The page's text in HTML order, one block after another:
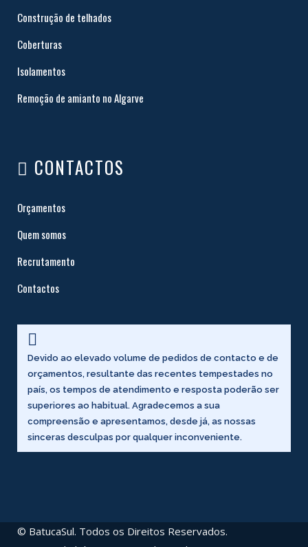
Construção de telhados
Coberturas
Isolamentos
Remoção de amianto no Algarve
CONTACTOS
Orçamentos
Quem somos
Recrutamento
Contactos

Devido ao elevado volume de pedidos de contacto e de
orçamentos, resultante das recentes tempestades no
país, os tempos de atendimento e resposta poderão ser
superiores ao habitual. Agradecemos a sua
compreensão e apresentamos, desde já, as nossas
sinceras desculpas por qualquer inconveniente.
© BatucaSul. Todos os Direitos Reservados.